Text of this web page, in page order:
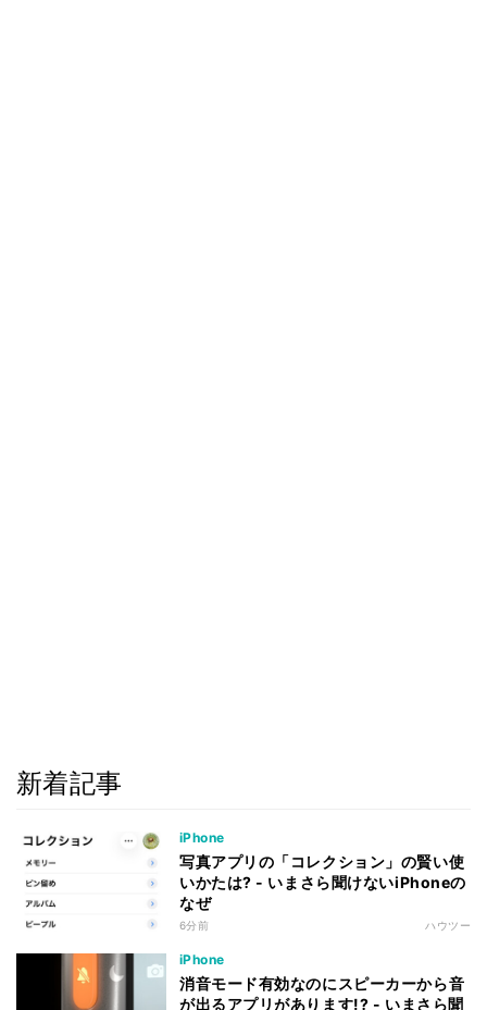
新着記事
iPhone
写真アプリの「コレクション」の賢い使
いかたは? - いまさら聞けないiPhoneの
なぜ
6分前 ハウツー
iPhone
消音モード有効なのにスピーカーから音
が出るアプリがあります!? - いまさら聞